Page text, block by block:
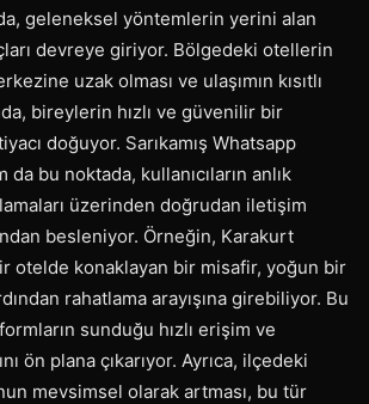
geleneksel yöntemlerin yerini alan
devreye giriyor. Bölgedeki otellerin
uzak olması ve ulaşımın kısıtlı
bireylerin hızlı ve güvenilir bir
doğuyor. Sarıkamış Whatsapp
da bu noktada, kullanıcıların anlık
üzerinden doğrudan iletişim
besleniyor. Örneğin, Karakurt
otelde konaklayan bir misafir, yoğun bir
rahatlama arayışına girebiliyor. Bu
sunduğu hızlı erişim ve
ön plana çıkarıyor. Ayrıca, ilçedeki
mevsimsel olarak artması, bu tür